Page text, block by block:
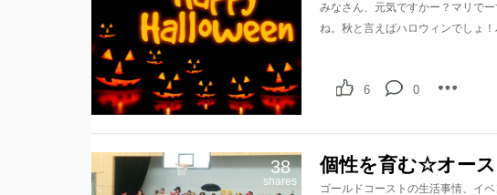
みなさん、元気ですかー？マリで
ね。秋と言えばハロウィンでしょ
0
6
個性を育む☆オー
ゴールドコーストの生活事情、イ
38
shares